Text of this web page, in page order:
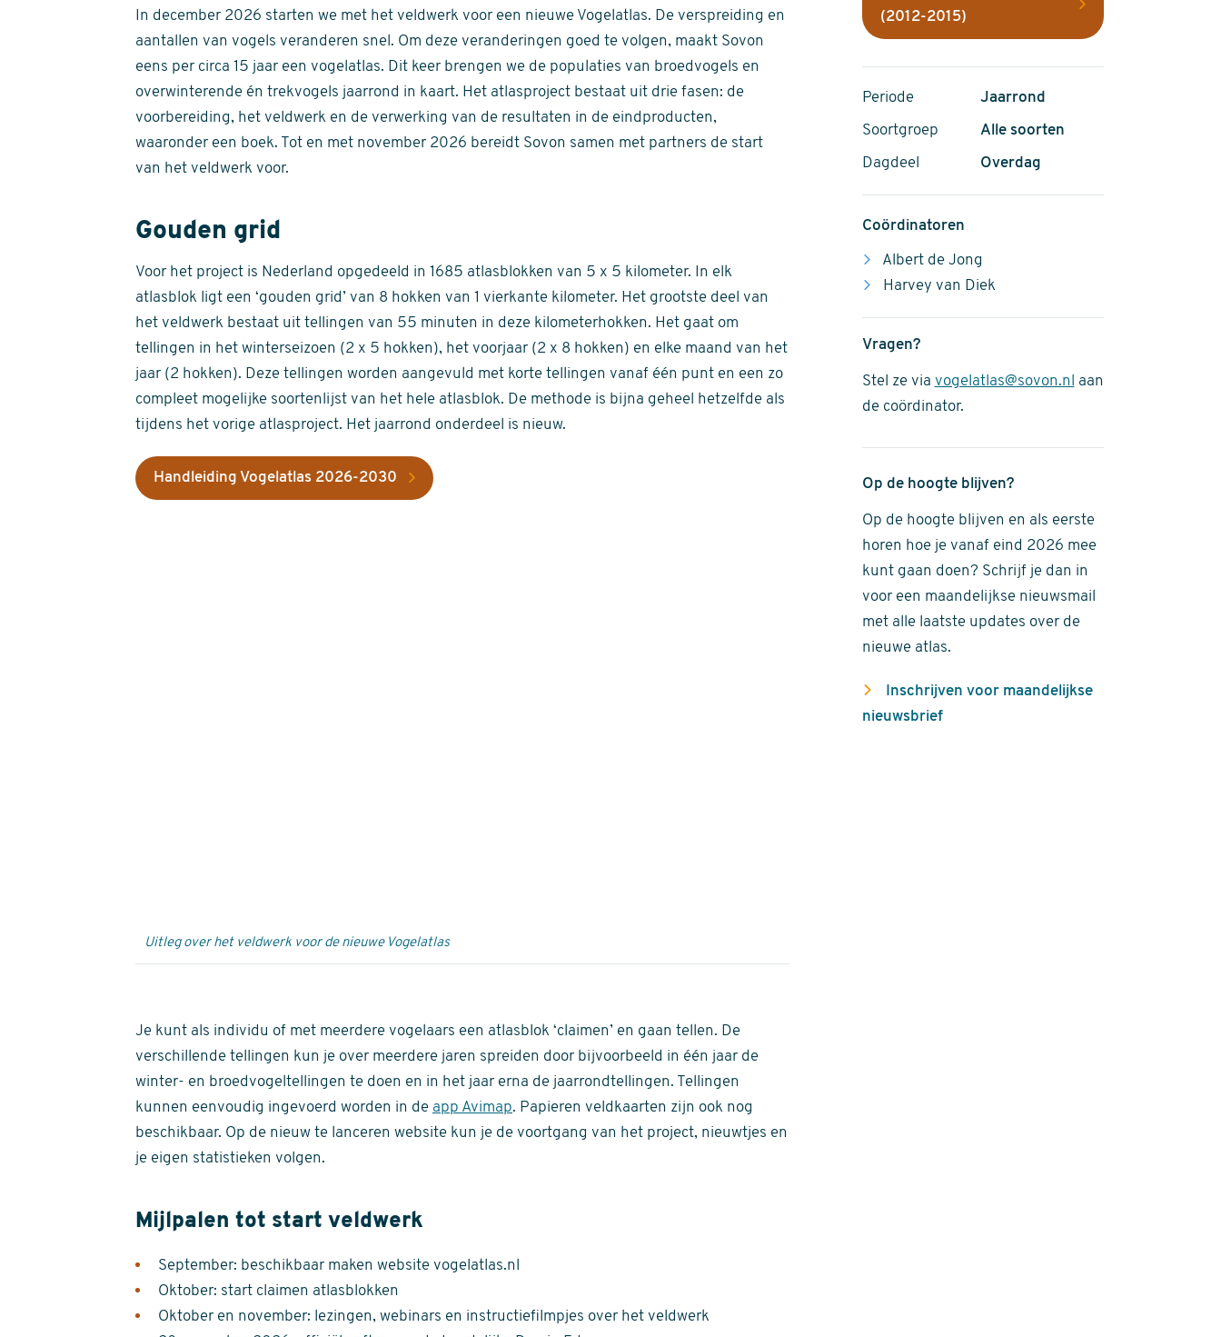
of
5
stars
of
5
stars
In december 2026 starten we met het veldwerk voor een nieuwe Vogelatlas. De verspreiding en
aantallen van vogels veranderen snel. Om deze veranderingen goed te volgen, maakt Sovon
eens per circa 15 jaar een vogelatlas. Dit keer brengen we de populaties van broedvogels en
overwinterende én trekvogels jaarrond in kaart. Het atlasproject bestaat uit drie fasen: de
voorbereiding, het veldwerk en de verwerking van de resultaten in de eindproducten,
waaronder een boek. Tot en met november 2026 bereidt Sovon samen met partners de start
van het veldwerk voor.
Gouden grid
Voor het project is Nederland opgedeeld in 1685 atlasblokken van 5 x 5 kilometer. In elk
atlasblok ligt een ‘gouden grid’ van 8 hokken van 1 vierkante kilometer. Het grootste deel van
het veldwerk bestaat uit tellingen van 55 minuten in deze kilometerhokken. Het gaat om
tellingen in het winterseizoen (2 x 5 hokken), het voorjaar (2 x 8 hokken) en elke maand van het
jaar (2 hokken). Deze tellingen worden aangevuld met korte tellingen vanaf één punt en een zo
compleet mogelijke soortenlijst van het hele atlasblok. De methode is bijna geheel hetzelfde als
tijdens het vorige atlasproject. Het jaarrond onderdeel is nieuw.
Handleiding Vogelatlas 2026-2030
Uitleg over het veldwerk voor de nieuwe Vogelatlas
Je kunt als individu of met meerdere vogelaars een atlasblok ‘claimen’ en gaan tellen. De
verschillende tellingen kun je over meerdere jaren spreiden door bijvoorbeeld in één jaar de
winter- en broedvogeltellingen te doen en in het jaar erna de jaarrondtellingen. Tellingen
kunnen eenvoudig ingevoerd worden in de app Avimap. Papieren veldkaarten zijn ook nog
beschikbaar. Op de nieuw te lanceren website kun je de voortgang van het project, nieuwtjes en
je eigen statistieken volgen.
Mijlpalen tot start veldwerk
September: beschikbaar maken website vogelatlas.nl
Oktober: start claimen atlasblokken
Oktober en november: lezingen, webinars en instructiefilmpjes over het veldwerk
(2012-2015)
Periode Jaarrond
Soortgroep Alle soorten
Dagdeel Overdag
Coördinatoren
Albert de Jong
Harvey van Diek
Vragen?
Stel ze via vogelatlas@sovon.nl
aan
de coördinator.
Op de hoogte blijven?
Op de hoogte blijven en als eerste
horen hoe je vanaf eind 2026 mee
kunt gaan doen? Schrijf je dan in
voor een maandelijkse nieuwsmail
met alle laatste updates over de
nieuwe atlas.
Inschrijven voor maandelijkse
nieuwsbrief